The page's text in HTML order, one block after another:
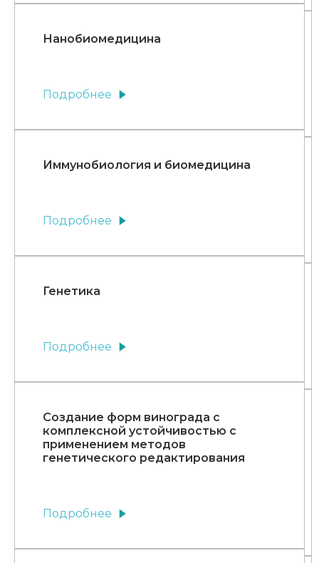
Нанобиомедицина
Подробнее
Иммунобиология и биомедицина
Подробнее
Генетика
Подробнее
Создание форм винограда с
комплексной устойчивостью с
применением методов
генетического редактирования
Подробнее